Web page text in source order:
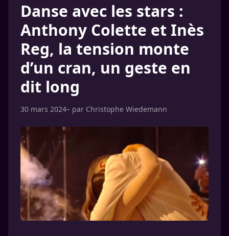
Danse avec les stars :
Anthony Colette et Inès
Reg, la tension monte
d’un cran, un geste en
dit long
30 mars 2024– par Christophe Wiedemann